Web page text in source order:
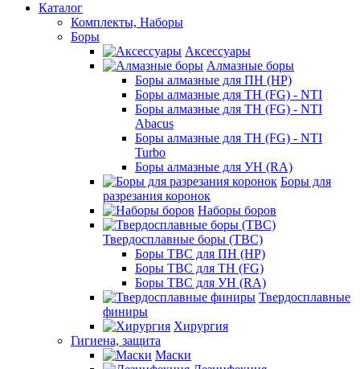
Каталог
Комплекты, Наборы
Боры
Аксессуары
Алмазные боры
Боры алмазные для ПН (HP)
Боры алмазные для ТН (FG) - NTI
Боры алмазные для ТН (FG) - NTI
Abacus
Боры алмазные для ТН (FG) - NTI
Turbo
Боры алмазные для УН (RA)
Боры для
разрезания коронок
Наборы боров
Твердосплавные боры (ТВС)
Боры ТВС для ПН (HP)
Боры ТВС для ТН (FG)
Боры ТВС для УН (RA)
Твердосплавные
финиры
Хирургия
Гигиена, защита
Маски